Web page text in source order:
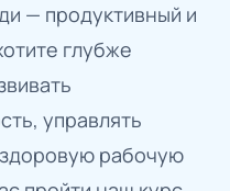
— продуктивный и
глубже
управлять
рабочую